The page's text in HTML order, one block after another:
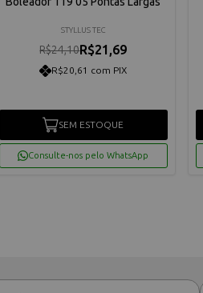
STYLLUS TEC
R$24,10R$21,69
R$20,61 com PIX
SEM ESTOQUE
Consulte-nos pelo WhatsApp